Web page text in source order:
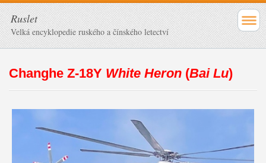
Ruslet
Velká encyklopedie ruského a čínského letectví
Changhe Z-18Y White Heron (Bai Lu)